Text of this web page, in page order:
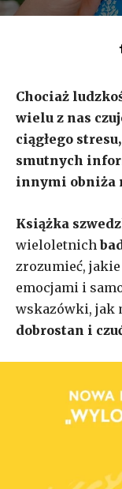
Chociaż
wielu z nas
ciągłego
smutnych
innymi obniża
Książka
wieloletnich
zrozumieć,
emocjami i
wskazówki, jak
dobrostan i